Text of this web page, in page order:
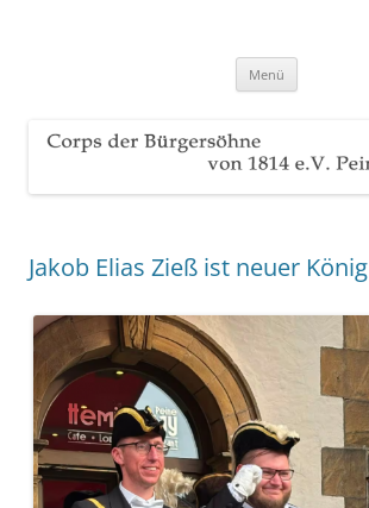
e.V. Peine
Menü
Jakob Elias Zieß ist neuer König